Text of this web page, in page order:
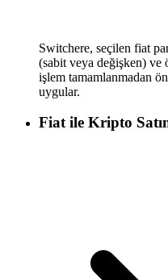
Switchere, seçilen fiat
(sabit veya değişken) ve
işlem tamamlanmadan
uygular.
Fiat ile Kripto